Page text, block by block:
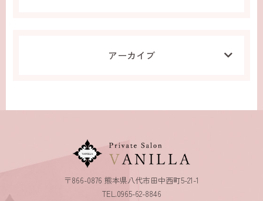
アーカイブ
〒866-0876 熊本県八代市田中西町5-21-1
TEL.0965-62-8846